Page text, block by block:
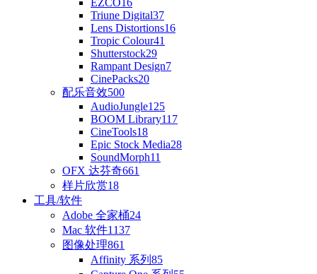
EZCO16
Triune Digital37
Lens Distortions16
Tropic Colour41
Shutterstock29
Rampant Design7
CinePacks20
配乐音效500
AudioJungle125
BOOM Library117
CineTools18
Epic Stock Media28
SoundMorph11
OFX 达芬奇661
样片欣赏18
工具/软件
Adobe 全家桶24
Mac 软件1137
图像处理861
Affinity 系列 85